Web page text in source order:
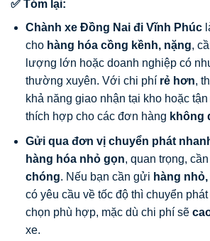
✅ Tóm lại:
Chành xe Đồng Nai đi Vĩnh Phúc
cho hàng hóa cồng kềnh, nặng,
lượng lớn hoặc doanh nghiệp có
thường xuyên. Với chi phí rẻ hơn,
khả năng giao nhận tại kho hoặc
thích hợp cho các đơn hàng không
Gửi qua đơn vị chuyển phát
hàng hóa nhỏ gọn, quan trọng, cần
chóng. Nếu bạn cần gửi hàng
có yêu cầu về tốc độ thì chuyển
chọn phù hợp, mặc dù chi phí sẽ
xe.